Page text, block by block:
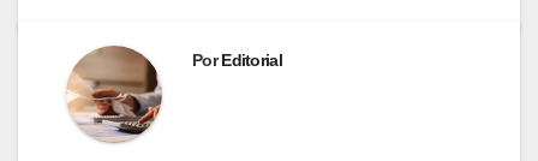
PorEditorial